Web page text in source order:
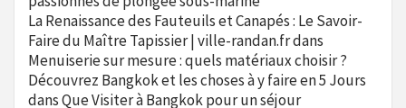
La Renaissance des Fauteuils et Canapés : Le Savoir-
Faire du Maître Tapissier | ville-randan.frdans
Menuiserie sur mesure : quels matériaux choisir ?
Découvrez Bangkok et les choses à y faire en 5 Jours
dansQue Visiter à Bangkok pour un séjour